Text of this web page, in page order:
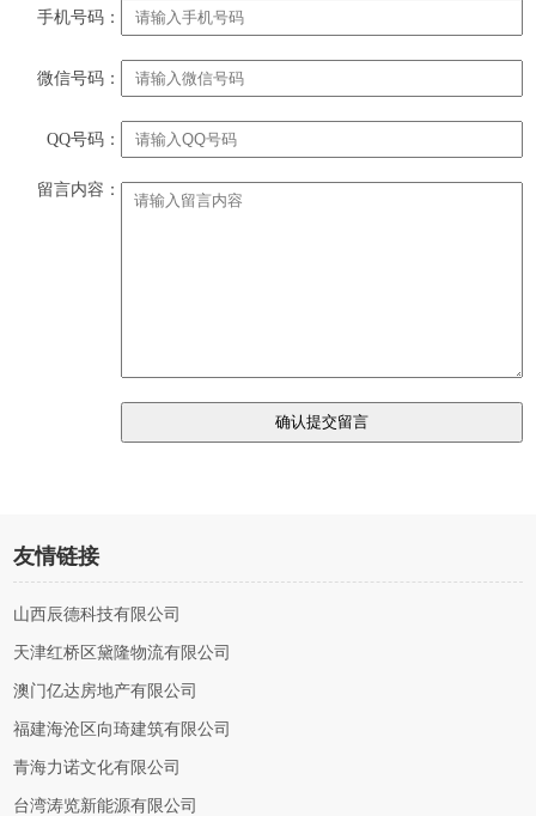
手机号码：
微信号码：
QQ号码：
留言内容：
友情链接
山西辰德科技有限公司
天津红桥区黛隆物流有限公司
澳门亿达房地产有限公司
福建海沧区向琦建筑有限公司
青海力诺文化有限公司
台湾涛览新能源有限公司